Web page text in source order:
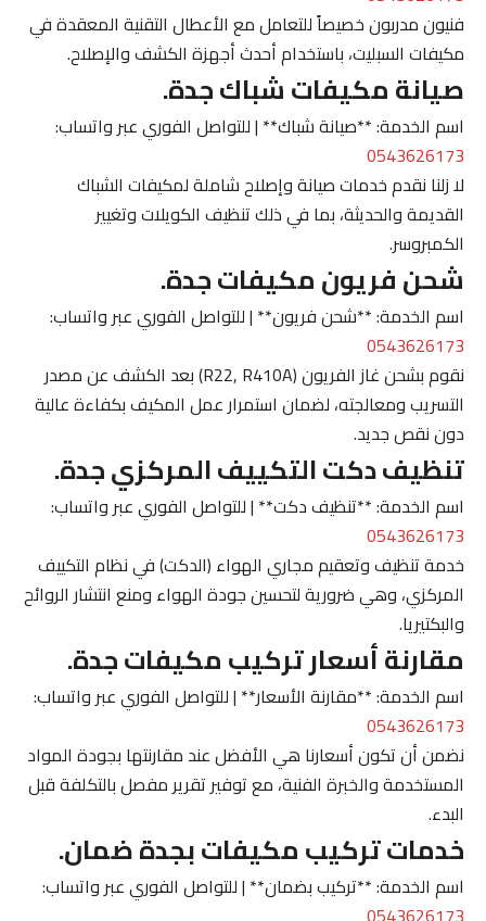
فنيون مدربون خصيصاً للتعامل مع الأعطال التقنية المعقدة في
مكيفات السبليت، باستخدام أحدث أجهزة الكشف والإصلاح.
صيانة مكيفات شباك جدة.
اسم الخدمة: **صيانة شباك** | للتواصل الفوري عبر واتساب:
0543626173
لا زلنا نقدم خدمات صيانة وإصلاح شاملة لمكيفات الشباك
القديمة والحديثة، بما في ذلك تنظيف الكويلات وتغيير
الكمبروسر.
شحن فريون مكيفات جدة.
اسم الخدمة: **شحن فريون** | للتواصل الفوري عبر واتساب:
0543626173
نقوم بشحن غاز الفريون (R22, R410A) بعد الكشف عن مصدر
التسريب ومعالجته، لضمان استمرار عمل المكيف بكفاءة عالية
دون نقص جديد.
تنظيف دكت التكييف المركزي جدة.
اسم الخدمة: **تنظيف دكت** | للتواصل الفوري عبر واتساب:
0543626173
خدمة تنظيف وتعقيم مجاري الهواء (الدكت) في نظام التكييف
المركزي، وهي ضرورية لتحسين جودة الهواء ومنع انتشار الروائح
والبكتيريا.
مقارنة أسعار تركيب مكيفات جدة.
اسم الخدمة: **مقارنة الأسعار** | للتواصل الفوري عبر واتساب:
0543626173
نضمن أن تكون أسعارنا هي الأفضل عند مقارنتها بجودة المواد
المستخدمة والخبرة الفنية، مع توفير تقرير مفصل بالتكلفة قبل
البدء.
خدمات تركيب مكيفات بجدة ضمان.
اسم الخدمة: **تركيب بضمان** | للتواصل الفوري عبر واتساب: